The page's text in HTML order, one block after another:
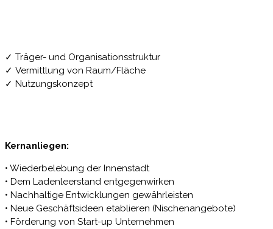
✓ Träger- und Organisationsstruktur
✓ Vermittlung von Raum/Fläche
✓ Nutzungskonzept
Kernanliegen:
• Wiederbelebung der Innenstadt
• Dem Ladenleerstand entgegenwirken
• Nachhaltige Entwicklungen gewährleisten
• Neue Geschäftsideen etablieren (Nischenangebote)
• Förderung von Start-up Unternehmen